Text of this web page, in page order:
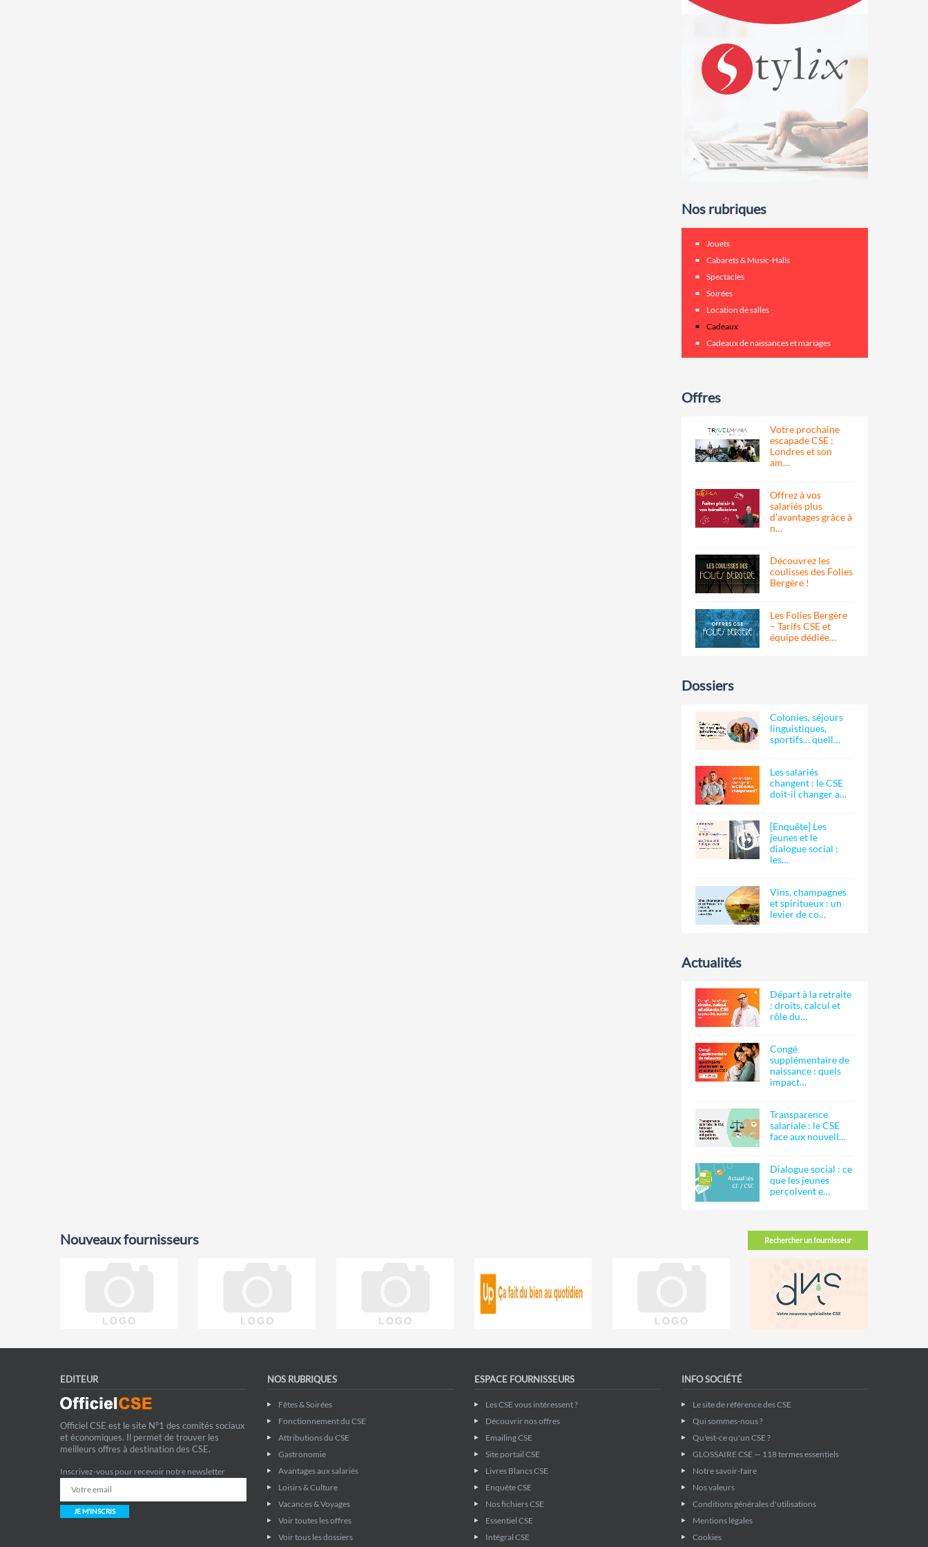
Nos rubriques
Jouets
Cabarets & Music-Halls
Spectacles
Soirées
Location de salles
Cadeaux
Cadeaux de naissances et mariages
Offres
Votre prochaine
escapade CSE :
Londres et son
am…
Offrez à vos
salariés plus
d’avantages grâce à
n…
Découvrez les
coulisses des Folies
Bergère !
Les Folies Bergère
– Tarifs CSE et
équipe dédiée…
Dossiers
Colonies, séjours
linguistiques,
sportifs… quell…
Les salariés
changent : le CSE
doit-il changer a…
[Enquête] Les
jeunes et le
dialogue social :
les…
Vins, champagnes
et spiritueux : un
levier de co…
Actualités
Départ à la retraite
: droits, calcul et
rôle du…
Congé
supplémentaire de
naissance : quels
impact…
Transparence
salariale : le CSE
face aux nouvell…
Dialogue social : ce
que les jeunes
perçoivent e…
Rechercher un fournisseur
Nouveaux fournisseurs
EDITEUR
Officiel CSE est le site N°1 des comités sociaux
et économiques. Il permet de trouver les
meilleurs offres à destination des CSE.
Inscrivez-vous pour recevoir notre newsletter
JE M'INSCRIS
NOS RUBRIQUES
Fêtes & Soirées
Fonctionnement du CSE
Attributions du CSE
Gastronomie
Avantages aux salariés
Loisirs & Culture
Vacances & Voyages
Voir toutes les offres
Voir tous les dossiers
ESPACE FOURNISSEURS
Les CSE vous intéressent ?
Découvrir nos offres
Emailing CSE
Site portail CSE
Livres Blancs CSE
Enquête CSE
Nos fichiers CSE
Essentiel CSE
Intégral CSE
INFO SOCIÉTÉ
Le site de référence des CSE
Qui sommes-nous ?
Qu'est-ce qu'un CSE ?
GLOSSAIRE CSE — 118 termes essentiels
Notre savoir-faire
Nos valeurs
Conditions générales d'utilisations
Mentions légales
Cookies